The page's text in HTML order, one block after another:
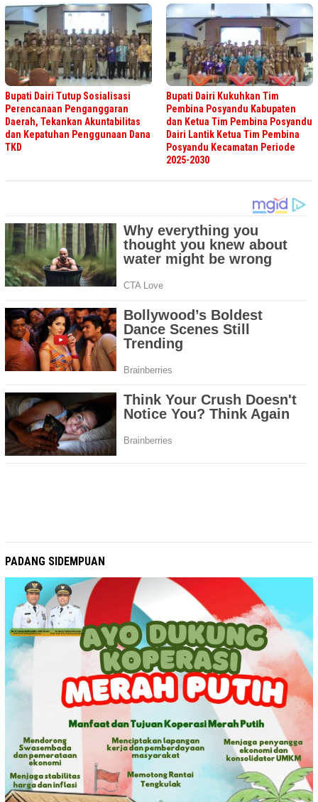
Bupati Dairi Tutup Sosialisasi
Perencanaan Penganggaran
Daerah, Tekankan Akuntabilitas
dan Kepatuhan Penggunaan Dana
TKD
Bupati Dairi Kukuhkan Tim
Pembina Posyandu Kabupaten
dan Ketua Tim Pembina Posyandu
Dairi Lantik Ketua Tim Pembina
Posyandu Kecamatan Periode
2025-2030
PADANG SIDEMPUAN